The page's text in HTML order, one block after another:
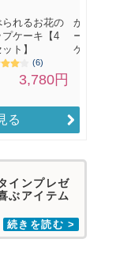
る
インプレゼ
ぶアイテム